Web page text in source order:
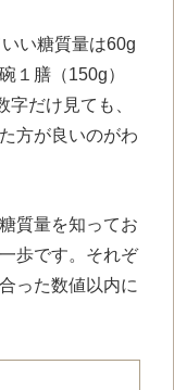
い糖質量は60g
１膳（150g）
だけ見ても、
方が良いのがわ
質量を知ってお
歩です。それぞ
った数値以内に